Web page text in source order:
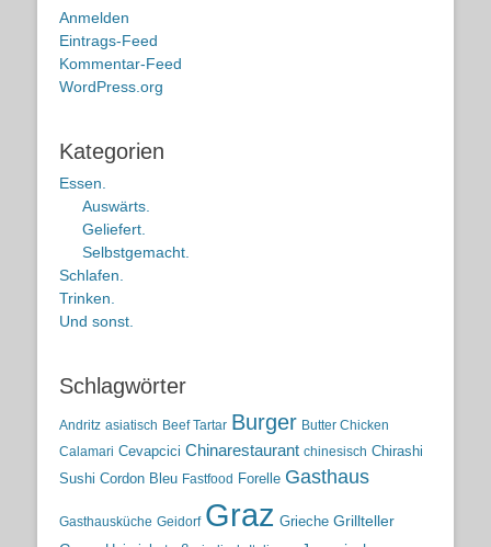
Anmelden
Eintrags-Feed
Kommentar-Feed
WordPress.org
Kategorien
Essen.
Auswärts.
Geliefert.
Selbstgemacht.
Schlafen.
Trinken.
Und sonst.
Schlagwörter
Andritz asiatisch Beef Tartar Burger Butter Chicken
Calamari Cevapcici Chinarestaurant chinesisch Chirashi
Sushi Cordon Bleu Fastfood Forelle Gasthaus
Gasthausküche Geidorf Graz Grieche Grillteller